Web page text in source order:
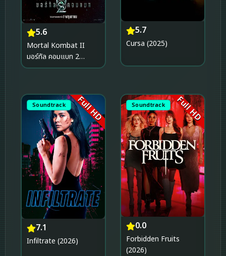
5.6
Mortal Kombat II
มอร์ทัล คอมแบท 2
(2026)
5.7
Cursa (2025)
Soundtrack Full HD
7.1
Infiltrate (2026)
Soundtrack Full HD
0.0
Forbidden Fruits
(2026)